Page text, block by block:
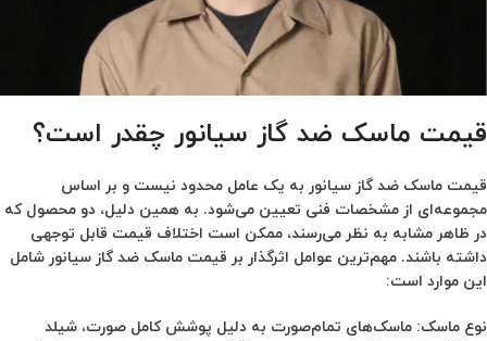
قیمت ماسک ضد گاز سیانور چقدر است؟
قیمت ماسک ضد گاز سیانور به یک عامل محدود نیست و بر اساس
مجموعه‌ای از مشخصات فنی تعیین می‌شود. به همین دلیل، دو محصول که
در ظاهر مشابه به نظر می‌رسند، ممکن است اختلاف قیمت قابل توجهی
داشته باشند. مهم‌ترین عوامل اثرگذار بر قیمت ماسک ضد گاز سیانور شامل
این موارد است:
نوع ماسک: ماسک‌های تمام‌صورت به دلیل پوشش کامل صورت، شیلد